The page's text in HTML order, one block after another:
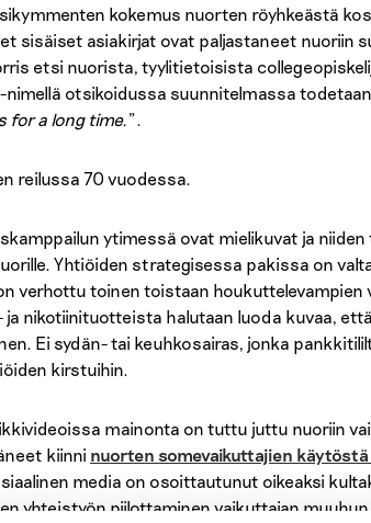
kokemus nuorten röyhkeästä
sisäiset asiakirjat ovat paljastaneet
etsi nuorista, tyylitietoisista
nimellä otsikoidussa suunnitelmassa
for a long time.”.
reilussa 70 vuodessa.
ytimessä ovat mielikuvat ja
Yhtiöiden strategisessa pakissa on
verhottu toinen toistaan houkuttelevampien
nikotiinituotteista halutaan luoda kuvaa,
Ei sydän- tai keuhkosairas, jonka
kirstuihin.
mainonta on tuttu juttu nuoriin
kiinni nuorten somevaikuttajien
media on osoittautunut oikeaksi
yhteistyön piilottaminen vaikuttajan